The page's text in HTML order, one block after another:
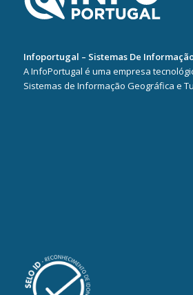
Infoportugal – Sistemas De
A InfoPortugal é uma empresa
Sistemas de Informação Geográfica e